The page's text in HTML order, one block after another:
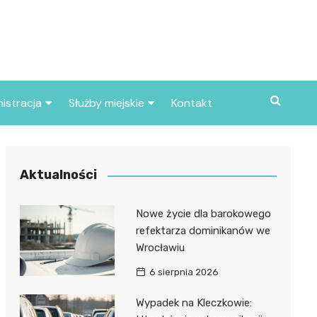
miasta
Służby miejskie
Policja
Kontakt
Aktualności
Nowe życie dla barokowego
refektarza dominikanów we
Wrocławiu
6 sierpnia 2026
Wypadek na Kleczkowie: